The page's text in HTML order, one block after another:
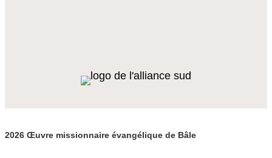
2026 Œuvre missionnaire évangélique de Bâle